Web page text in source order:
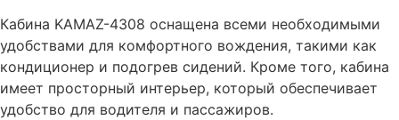
Кабина KAMAZ-4308 оснащена всеми необходимыми
удобствами для комфортного вождения, такими как
кондиционер и подогрев сидений. Кроме того, кабина
имеет просторный интерьер, который обеспечивает
удобство для водителя и пассажиров.